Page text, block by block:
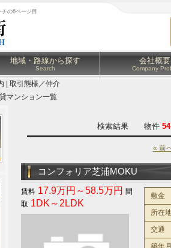
チの6ページ目
地域・路線から探す
Search
会社概要
Company
| 取引態様／仲介
マンション一覧
検索結果 物件 54
« 前
コンフォリア芝浦MOKU
17.9万円～58.5万円
1DK～2LDK
敷金
所在
交通
築年月